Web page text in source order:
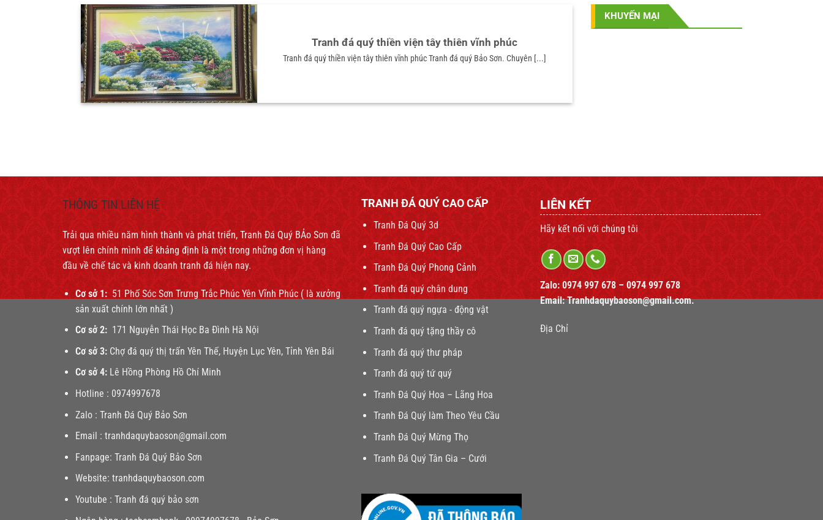
Tranh đá quý thiền viện tây thiên vĩnh phúc
Tranh đá quý thiền viện tây thiên vĩnh phúc Tranh đá quý Bảo Sơn. Chuyên [...]
là:
11.000.000 ₫.là:
9.500.000 ₫.
KHUYẾN MẠI
THÔNG TIN LIÊN HỆ
Trải qua nhiều năm hình thành và phát triển, Tranh Đá Quý BẢo Sơn đã
vượt lên chính mình để khảng định là một trong những đơn vị hàng
đầu về chế tác và kinh doanh tranh đá hiện nay.
Cơ sở 1:51 Phố Sóc Sơn Trưng Trắc Phúc Yên Vĩnh Phúc ( là xưởng
sản xuất chính lớn nhất )
Cơ sở 2:171 Nguyễn Thái Học Ba Đình Hà Nội
Cơ sở 3:Chợ đá quý thị trấn Yên Thế, Huyện Lục Yên, Tỉnh Yên Bái
Cơ sở 4:Lê Hồng Phòng Hồ Chí Minh
Hotline : 0974997678
Zalo : Tranh Đá Quý Bảo Sơn
Email : tranhdaquybaoson@gmail.com
Fanpage: Tranh Đá Quý Bảo Sơn
Website: tranhdaquybaoson.com
Youtube : Tranh đá quý bảo sơn
TRANH ĐÁ QUÝ CAO CẤP
Tranh Đá Quý 3d
Tranh Đá Quý Cao Cấp
Tranh Đá Quý Phong Cảnh
Tranh đá quý chân dung
Tranh đá quý ngựa - động vật
Tranh đá quý tặng thầy cô
Tranh đá quý thư pháp
Tranh đá quý tứ quý
Tranh Đá Quý Hoa – Lãng Hoa
Tranh Đá Quý làm Theo Yêu Cầu
Tranh Đá Quý Mừng Thọ
Tranh Đá Quý Tân Gia – Cưới
LIÊN KẾT
Hãy kết nối với chúng tôi
Zalo: 0974 997 678 – 0974 997 678
Email:Tranhdaquybaoson@gmail.com.
Địa Chỉ